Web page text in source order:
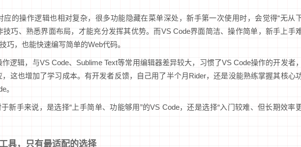
应的操作逻辑也相对复杂，很多功能隐藏在菜单深处，新手第一次使用时，会觉得“无从
技巧、熟悉界面布局，才能充分发挥其优势。而VS Code界面简洁、操作简单，新手上手
巧，也能快速编写简单的Web代码。
逻辑，与VS Code、Sublime Text等常用编辑器差异较大，习惯了VS Code操作的开发者，
这也增加了学习成本。有开发者反馈，自己用了半个月Rider，还是没能熟练掌握其核心
。
新手来说，是选择“上手简单、功能够用”的VS Code，还是选择“入门较难、但长期效率
具，只有最适配的选择